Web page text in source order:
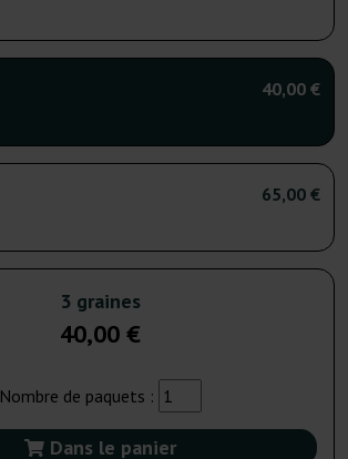
40,00 €
65,00 €
3 graines
40,00 €
Nombre de paquets :
Dans le panier